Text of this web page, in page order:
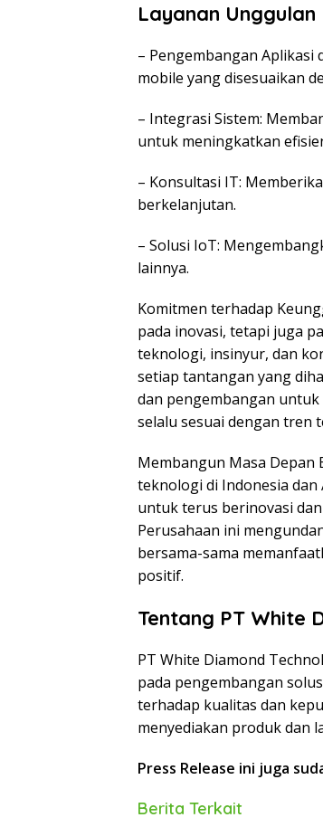
Layanan Unggulan
– Pengembangan Aplikasi
mobile yang disesuaikan
– Integrasi Sistem:
untuk meningkatkan
– Konsultasi IT:
berkelanjutan.
– Solusi IoT:
lainnya.
Komitmen terhadap
pada inovasi, tetapi juga
teknologi, insinyur, dan
setiap tantangan yang
dan pengembangan
selalu sesuai dengan tren
Membangun Masa Depan
teknologi di Indonesia
untuk terus berinovasi
Perusahaan ini
bersama-sama
positif.
Tentang PT White
PT White Diamond
pada pengembangan
terhadap kualitas dan
menyediakan produk dan
Press Release ini juga
Berita Terkait